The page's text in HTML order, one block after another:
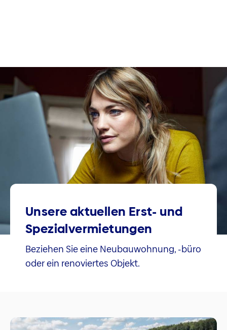
Unsere aktuellen Erst- und
Spezialvermietungen
Beziehen Sie eine Neubauwohnung, -büro
oder ein renoviertes Objekt.